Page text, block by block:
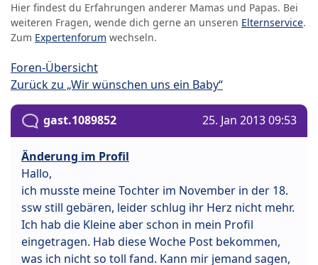
Hier findest du Erfahrungen anderer Mamas und Papas. Bei
weiteren Fragen, wende dich gerne an unseren Elternservice.
Zum Expertenforum wechseln.
Foren-Übersicht
Zurück zu „Wir wünschen uns ein Baby“
gast.1089852 25. Jan 2013 09:53
Änderung im Profil
Hallo,
ich musste meine Tochter im November in der 18.
ssw still gebären, leider schlug ihr Herz nicht mehr.
Ich hab die Kleine aber schon in mein Profil
eingetragen. Hab diese Woche Post bekommen,
was ich nicht so toll fand. Kann mir jemand sagen,